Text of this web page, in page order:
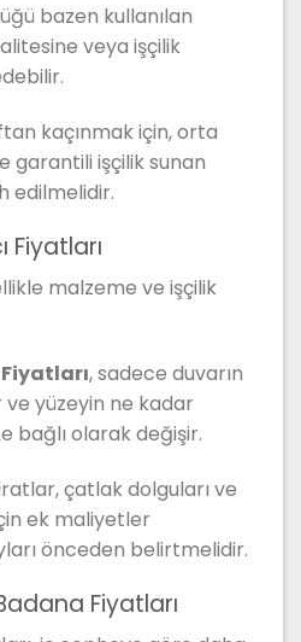
bazen kullanılan
veya işçilik
kaçınmak için, orta
garantili işçilik sunan
edilmelidir.
Fiyatları
malzeme ve işçilik
, sadece duvarın
ve yüzeyin ne kadar
bağlı olarak değişir.
çatlak dolguları ve
ek maliyetler
önceden belirtmelidir.
Fiyatları